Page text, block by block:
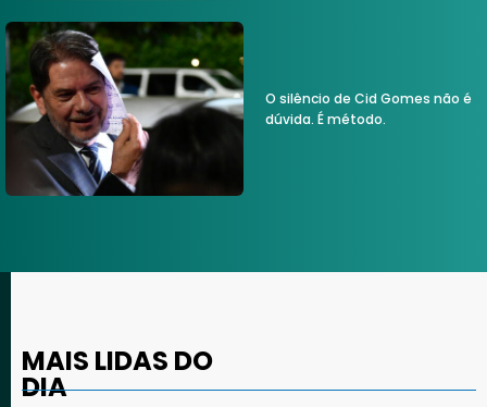
O silêncio de Cid Gomes não é
dúvida. É método.
MAIS LIDAS DO
DIA